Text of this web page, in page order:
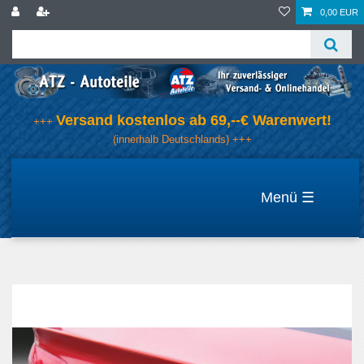
0,00 EUR
+++ Versand kostenlos ab 69,--€ Warenwert!
(innerhalb Deutschlands) +++
☰